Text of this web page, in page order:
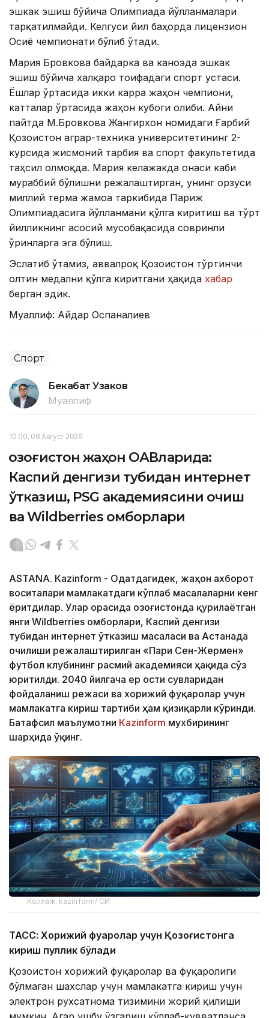
эшкак эшиш бўйича Олимпиада йўлланмалари
тарқатилмайди. Келгуси йил баҳорда лицензион
Осиё чемпионати бўлиб ўтади.
Мария Бровкова байдарка ва каноэда эшкак
эшиш бўйича халқаро тоифадаги спорт устаси.
Ёшлар ўртасида икки карра жаҳон чемпиони,
катталар ўртасида жаҳон кубоги ғолиби. Айни
пайтда М.Бровкова Жангирхон номидаги Ғарбий
Қозоғистон аграр-техника университетининг 2-
курсида жисмоний тарбия ва спорт факультетида
таҳсил олмоқда. Мария келажакда онаси каби
мураббий бўлишни режалаштирган, унинг орзуси
миллий терма жамоа таркибида Париж
Олимпиадасига йўлланмани қўлга киритиш ва тўрт
йилликнинг асосий мусобақасида совринли
ўринларга эга бўлиш.
Эслатиб ўтамиз, аввалроқ Қозоғистон тўртинчи
олтин медални қўлга киритгани ҳақида хабар
берган эдик.
Муаллиф: Айдар Оспаналиев
Спорт
Бекабат Узаков
Муаллиф
10:00, 08 Август 2026
Қозоғистон жаҳон ОАВларида:
Каспий денгизи тубидан интернет
ўтказиш, PSG академиясини очиш
ва Wildberries омборлари
ASTANА. Кazinform - Одатдагидек, жаҳон ахборот
воситалари мамлакатдаги кўплаб масалаларни кенг
ёритдилар. Улар орасида Қозоғистонда қурилаётган
янги Wildberries омборлари, Каспий денгизи
тубидан интернет ўтказиш масаласи ва Астанада
очилиши режалаштирилган «Пари Сен-Жермен»
футбол клубининг расмий академияси ҳақида сўз
юритилди. 2040 йилгача ер ости сувларидан
фойдаланиш режаси ва хорижий фуқаролар учун
мамлакатга кириш тартиби ҳам қизиқарли кўринди.
Батафсил маълумотни Кazinform мухбирининг
шарҳида ўқинг.
Коллаж: kazinform/ СИ
ТАСС: Хорижий фуқаролар учун Қозоғистонга
кириш пуллик бўлади
Қозоғистон хорижий фуқаролар ва фуқаролиги
бўлмаган шахслар учун мамлакатга кириш учун
электрон рухсатнома тизимини жорий қилиши